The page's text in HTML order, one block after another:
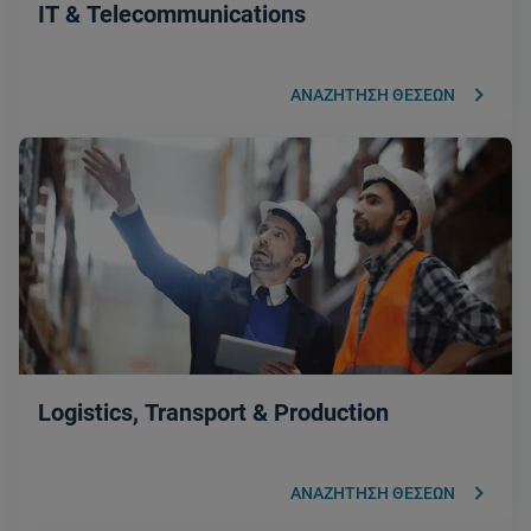
IT & Telecommunications
ΑΝΑΖΗΤΗΣΗ ΘΕΣΕΩΝ keyboard_arrow_right
Logistics, Transport & Production
ΑΝΑΖΗΤΗΣΗ ΘΕΣΕΩΝ keyboard_arrow_right